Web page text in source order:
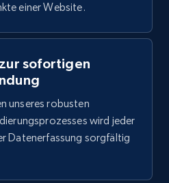
einer Website.
sofortigen
unseres robusten
wird jeder
Datenerfassung sorgfältig